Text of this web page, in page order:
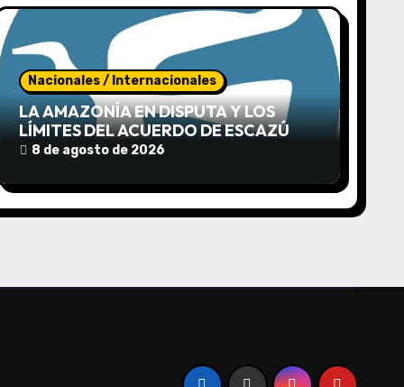
Nacionales / Internacionales
LA AMAZONÍA EN DISPUTA Y LOS
LÍMITES DEL ACUERDO DE ESCAZÚ
8 de agosto de 2026